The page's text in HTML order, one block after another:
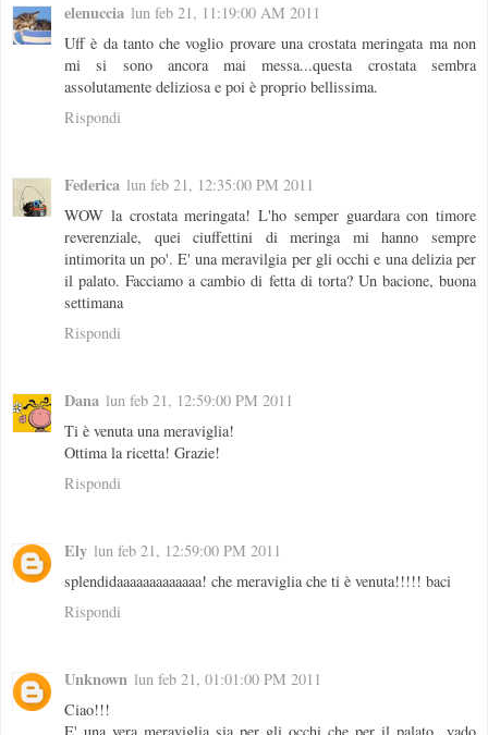
elenuccia lun feb 21, 11:19:00 AM 2011
Uff è da tanto che voglio provare una crostata meringata ma non
mi si sono ancora mai messa...questa crostata sembra
assolutamente deliziosa e poi è proprio bellissima.
Rispondi
Federica lun feb 21, 12:35:00 PM 2011
WOW la crostata meringata! L'ho semper guardara con timore
reverenziale, quei ciuffettini di meringa mi hanno sempre
intimorita un po'. E' una meravilgia per gli occhi e una delizia per
il palato. Facciamo a cambio di fetta di torta? Un bacione, buona
settimana
Rispondi
Dana lun feb 21, 12:59:00 PM 2011
Ti è venuta una meraviglia!
Ottima la ricetta! Grazie!
Rispondi
Ely lun feb 21, 12:59:00 PM 2011
splendidaaaaaaaaaaaaa! che meraviglia che ti è venuta!!!!! baci
Rispondi
Unknown lun feb 21, 01:01:00 PM 2011
Ciao!!!